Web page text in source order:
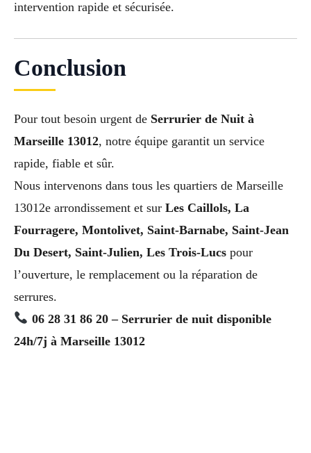
intervention rapide et sécurisée.
Conclusion
Pour tout besoin urgent de Serrurier de Nuit à
Marseille 13012, notre équipe garantit un service
rapide, fiable et sûr.
Nous intervenons dans tous les quartiers de Marseille
13012e arrondissement et sur Les Caillols, La
Fourragere, Montolivet, Saint-Barnabe, Saint-Jean
Du Desert, Saint-Julien, Les Trois-Lucs pour
l’ouverture, le remplacement ou la réparation de
serrures.
06 28 31 86 20 – Serrurier de nuit disponible
24h/7j à Marseille 13012